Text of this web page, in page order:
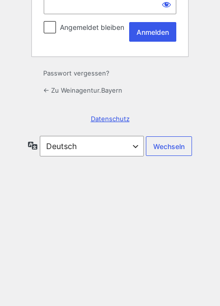
Angemeldet bleiben
Passwort vergessen?
← Zu Weinagentur.Bayern
Datenschutz
Sprache